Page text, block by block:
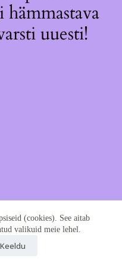
(cookies). See aitab
valikuid meie lehel.
Keeldu
uuesti!